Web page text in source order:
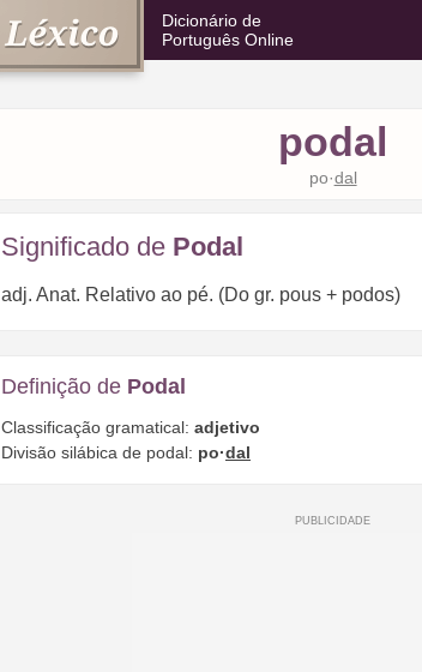
Dicionário de
Português Online
podal
po·dal
Significado de Podal
adj. Anat. Relativo ao pé. (Do gr. pous + podos)
Definição de Podal
Classificação gramatical: adjetivo
Divisão silábica de podal: po·dal